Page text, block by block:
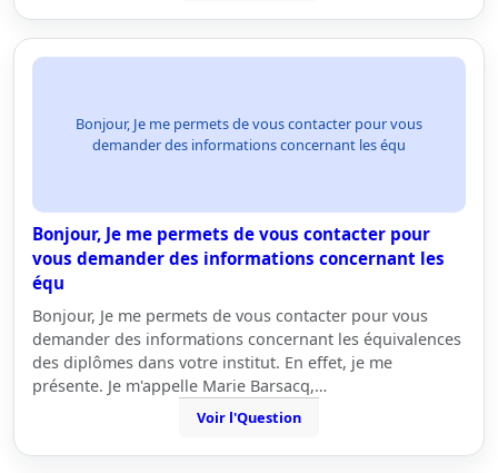
Bonjour, Je me permets de vous contacter pour vous
demander des informations concernant les équ
Bonjour, Je me permets de vous contacter pour
vous demander des informations concernant les
équ
Bonjour, Je me permets de vous contacter pour vous
demander des informations concernant les équivalences
des diplômes dans votre institut. En effet, je me
présente. Je m'appelle Marie Barsacq,…
Voir l'Question